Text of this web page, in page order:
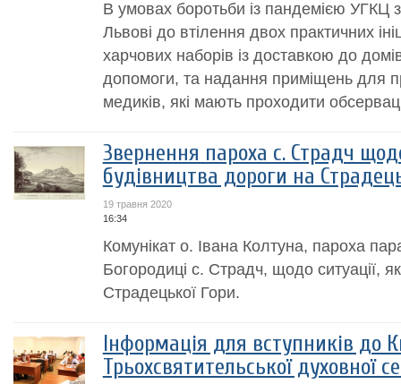
В умовах боротьби із пандемією УГКЦ
Львові до втілення двох практичних
харчових наборів із доставкою до
допомоги, та надання приміщень для
медиків, які мають проходити
Звернення пароха с. Страдч
будівництва дороги на
19 травня 2020
16:34
Комунікат о. Івана Колтуна, пароха
Богородиці с. Страдч, щодо ситуації,
Страдецької Гори.
Інформація для вступників до
Трьохсвятительської духовної